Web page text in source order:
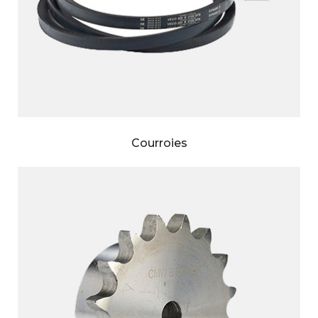
Courroies